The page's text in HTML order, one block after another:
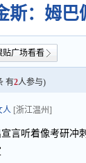
斯：姆巴
贴广场看看
有2人参与)
人 [浙江温州]
宣言听着像考研